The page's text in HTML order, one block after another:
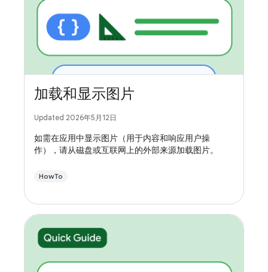
加载和显示图片
Updated 2026年5月12日
如需在应用中显示图片（用于内容和响应用户操
作），请从磁盘或互联网上的外部来源加载图片。
HowTo